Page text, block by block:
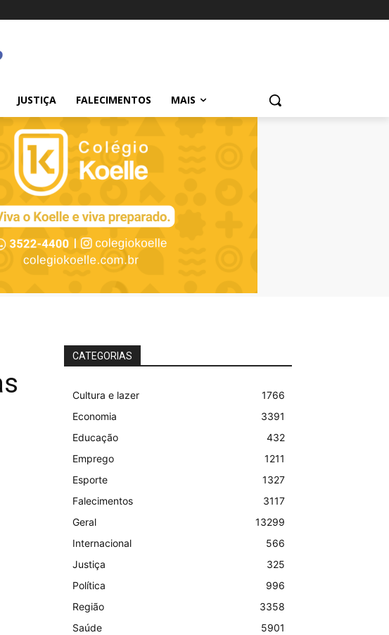
JUSTIÇA FALECIMENTOS MAIS
CATEGORIAS
Cultura e lazer
1766
Economia
3391
Educação
432
Emprego
1211
Esporte
1327
Falecimentos
3117
Geral
13299
Internacional
566
Justiça
325
Política
996
Região
3358
Saúde
5901